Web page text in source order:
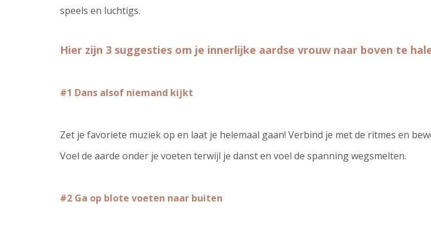
speels en luchtigs.
Hier zijn 3 suggesties om je innerlijke aardse vrouw naar boven te
#1 Dans alsof niemand kijkt
Zet je favoriete muziek op en laat je helemaal gaan! Verbind je met de ritmes en
Voel de aarde onder je voeten terwijl je danst en voel de spanning wegsmelten.
#2 Ga op blote voeten naar buiten